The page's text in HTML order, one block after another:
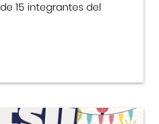
15 integrantes del